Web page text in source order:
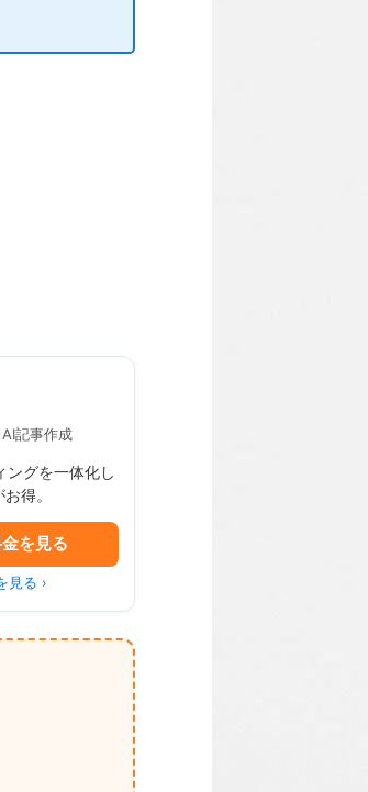
記事作成
ングを一体化し
得。
を見る
見る ›